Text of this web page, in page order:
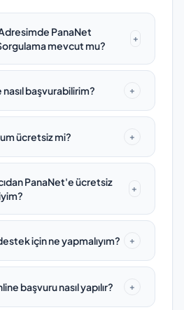
PanaNet
mevcut mu?
+
başvurabilirim? +
ücretsiz mi? +
PanaNet'e ücretsiz
+
için ne yapmalıyım? +
başvuru nasıl yapılır? +